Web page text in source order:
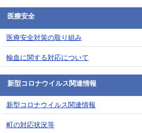
医療安全
医療安全対策の取り組み
輸血に関する対応について
新型コロナウイルス関連情報
新型コロナウイルス関連情報
町の対応状況等